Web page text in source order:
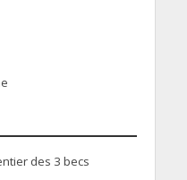
des 3 becs